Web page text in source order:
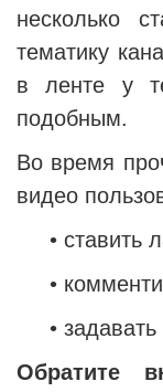
несколько
тематику
в ленте у
подобным.
Во время
видео
• ставить
•
•
Обратите